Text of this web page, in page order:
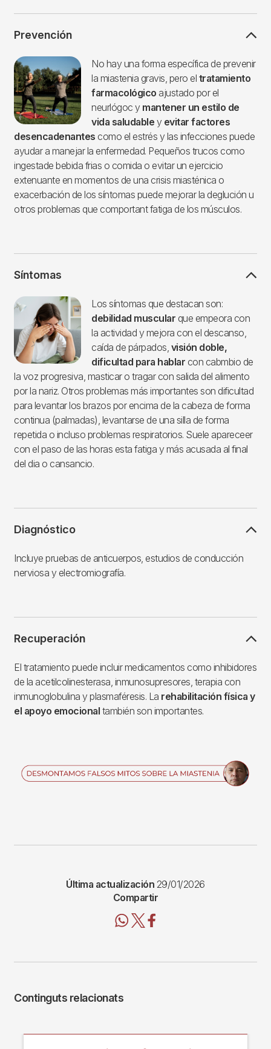
Prevención
Imagen
No hay una forma específica de prevenir
la miastenia gravis, pero el tratamiento
farmacológico ajustado por el
neurlógoc y mantener un estilo de
vida saludable y evitar factores
desencadenantes como el estrés y las infecciones puede
ayudar a manejar la enfermedad. Pequeños trucos como
ingestade bebida frias o comida o evitar un ejercicio
extenuante en momentos de una crisis miasténica o
exacerbación de los síntomas puede mejorar la deglución u
otros problemas que comportant fatiga de los músculos.
Síntomas
Imagen
Los síntomas que destacan son:
debilidad muscular que empeora con
la actividad y mejora con el descanso,
caída de párpados, visión doble,
dificultad para hablar con cabmbio de
la voz progresiva, masticar o tragar con salida del alimento
por la nariz. Otros problemas más importantes son dificultad
para levantar los brazos por encima de la cabeza de forma
continua (palmadas), levantarse de una silla de forma
repetida o incluso problemas respiratorios. Suele apareceer
con el paso de las horas esta fatiga y más acusada al final
del dia o cansancio.
Diagnóstico
Incluye pruebas de anticuerpos, estudios de conducción
nerviosa y electromiografía.
Recuperación
El tratamiento puede incluir medicamentos como inhibidores
de la acetilcolinesterasa, inmunosupresores, terapia con
inmunoglobulina y plasmaféresis. La rehabilitación física y
el apoyo emocional también son importantes.
Imagen
Última actualización 29/01/2026
Compartir
Continguts relacionats